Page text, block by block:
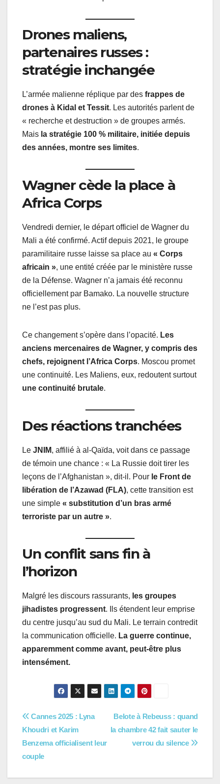
Drones maliens,
partenaires russes :
stratégie inchangée
L’armée malienne réplique par des frappes de
drones à Kidal et Tessit. Les autorités parlent de
« recherche et destruction » de groupes armés.
Mais la stratégie 100 % militaire, initiée depuis
des années, montre ses limites.
Wagner cède la place à
Africa Corps
Vendredi dernier, le départ officiel de Wagner du
Mali a été confirmé. Actif depuis 2021, le groupe
paramilitaire russe laisse sa place au « Corps
africain », une entité créée par le ministère russe
de la Défense. Wagner n’a jamais été reconnu
officiellement par Bamako. La nouvelle structure
ne l’est pas plus.
Ce changement s’opère dans l’opacité. Les
anciens mercenaires de Wagner, y compris des
chefs, rejoignent l’Africa Corps. Moscou promet
une continuité. Les Maliens, eux, redoutent surtout
une continuité brutale.
Des réactions tranchées
Le JNIM, affilié à al-Qaïda, voit dans ce passage
de témoin une chance : « La Russie doit tirer les
leçons de l’Afghanistan », dit-il. Pour le Front de
libération de l’Azawad (FLA), cette transition est
une simple « substitution d’un bras armé
terroriste par un autre ».
Un conflit sans fin à
l’horizon
Malgré les discours rassurants, les groupes
jihadistes progressent. Ils étendent leur emprise
du centre jusqu’au sud du Mali. Le terrain contredit
la communication officielle. La guerre continue,
apparemment comme avant, peut-être plus
intensément.
Navigation
de
l’article
Belote à Rebeuss : quand
la chambre 42 fait sauter le
verrou du silence
Cannes 2025 : Lyna
Khoudri et Karim
Benzema officialisent leur
couple